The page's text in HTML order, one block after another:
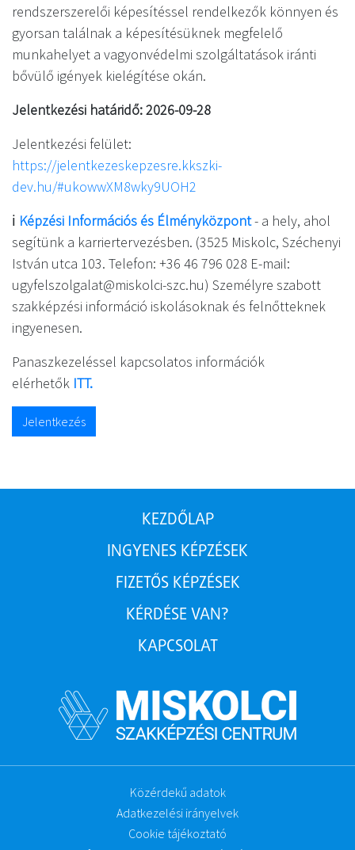
rendszerszerelői képesítéssel rendelkezők könnyen és
gyorsan találnak a képesítésüknek megfelelő
munkahelyet a vagyonvédelmi szolgáltatások iránti
bővülő igények kielégítése okán.
Jelentkezési határidő: 2026-09-28
Jelentkezési felület:
https://jelentkezeskepzesre.kkszki-
dev.hu/#ukowwXM8wky9UOH2
ℹ Képzési Információs és Élményközpont- a hely, ahol
segítünk a karriertervezésben. (3525 Miskolc, Széchenyi
István utca 103. Telefon: +36 46 796 028 E-mail:
ugyfelszolgalat@miskolci-szc.hu) Személyre szabott
szakképzési információ iskolásoknak és felnőtteknek
ingyenesen.
Panaszkezeléssel kapcsolatos információk
elérhetők ITT.
Jelentkezés
KEZDŐLAP
INGYENES KÉPZÉSEK
FIZETŐS KÉPZÉSEK
KÉRDÉSE VAN?
KAPCSOLAT
Közérdekű adatok
Adatkezelési irányelvek
Cookie tájékoztató